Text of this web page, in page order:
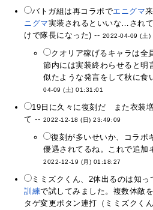
バトガ組は再コラボでエニグマ
ニグマ実装されるといいな…され
けで隊長になった) -- 2022-04-09 (土)
クオリア稼げるキャラは全
節内には実装終わらせると明
似たような発言をして秋に食
04-09 (土) 01:31:01
19日に久々に復刻だ また衣装
て -- 2022-12-18 (日) 23:49:09
復刻が多いせいか、コラボ
優遇されてるね。これで追
2022-12-19 (月) 01:18:27
ミミズクくん、2体出るのは知
訓練で試してみました。複数体敵
タゲ変更ボタン連打（ミミズクく